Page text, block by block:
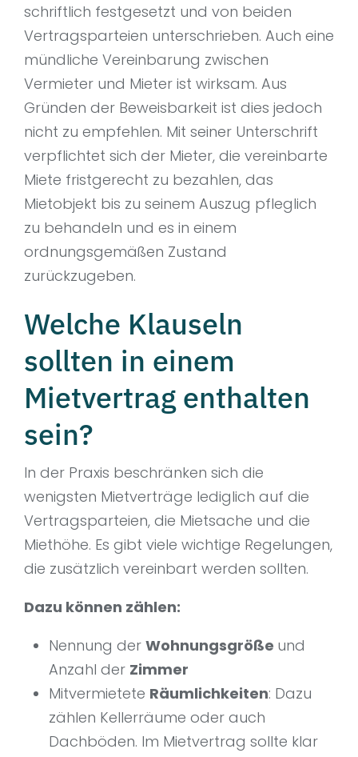
schriftlich festgesetzt und von beiden
Vertragsparteien unterschrieben. Auch eine
mündliche Vereinbarung zwischen
Vermieter und Mieter ist wirksam. Aus
Gründen der Beweisbarkeit ist dies jedoch
nicht zu empfehlen. Mit seiner Unterschrift
verpflichtet sich der Mieter, die vereinbarte
Miete fristgerecht zu bezahlen, das
Mietobjekt bis zu seinem Auszug pfleglich
zu behandeln und es in einem
ordnungsgemäßen Zustand
zurückzugeben.
Welche Klauseln
sollten in einem
Mietvertrag enthalten
sein?
In der Praxis beschränken sich die
wenigsten Mietverträge lediglich auf die
Vertragsparteien, die Mietsache und die
Miethöhe. Es gibt viele wichtige Regelungen,
die zusätzlich vereinbart werden sollten.
Dazu können zählen:
Nennung der Wohnungsgröße und
Anzahl der Zimmer
Mitvermietete Räumlichkeiten: Dazu
zählen Kellerräume oder auch
Dachböden. Im Mietvertrag sollte klar